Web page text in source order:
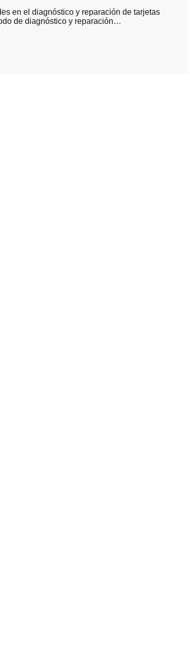
en el diagnóstico y reparación de tarjetas
de diagnóstico y reparación…